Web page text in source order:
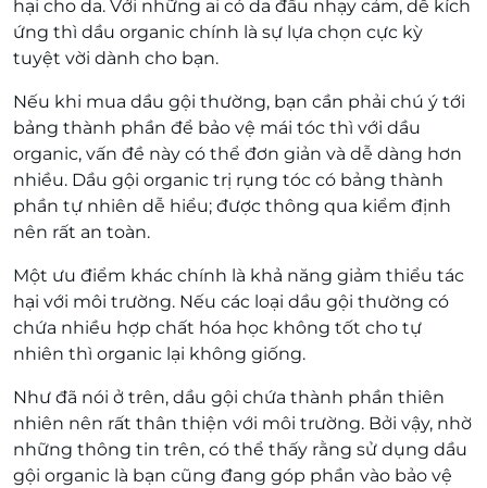
hại cho da. Với những ai có da đầu nhạy cảm, dễ kích
ứng thì dầu organic chính là sự lựa chọn cực kỳ
tuyệt vời dành cho bạn.
Nếu khi mua dầu gội thường, bạn cần phải chú ý tới
bảng thành phần để bảo vệ mái tóc thì với dầu
organic, vấn đề này có thể đơn giản và dễ dàng hơn
nhiều. Dầu gội organic trị rụng tóc có bảng thành
phần tự nhiên dễ hiểu; được thông qua kiểm định
nên rất an toàn.
Một ưu điểm khác chính là khả năng giảm thiểu tác
hại với môi trường. Nếu các loại dầu gội thường có
chứa nhiều hợp chất hóa học không tốt cho tự
nhiên thì organic lại không giống.
Như đã nói ở trên, dầu gội chứa thành phần thiên
nhiên nên rất thân thiện với môi trường. Bởi vậy, nhờ
những thông tin trên, có thể thấy rằng sử dụng dầu
gội organic là bạn cũng đang góp phần vào bảo vệ